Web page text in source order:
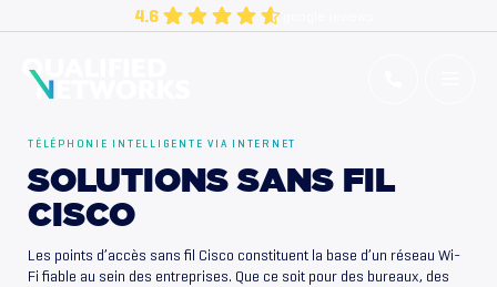
au
4.6
TÉLÉPHONIE INTELLIGENTE VIA INTERNET
SOLUTIONS SANS FIL
CISCO
Les points d’accès sans fil Cisco constituent la base d’un réseau Wi-
Fi fiable au sein des entreprises. Que ce soit pour des bureaux, des